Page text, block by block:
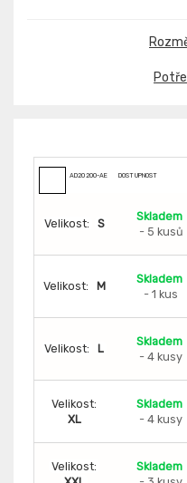
AD20200-AE DOSTUPNOST
Velikost: S
Skladem
- 5 kusů
Velikost: M
Skladem
- 1 kus
Velikost: L
Skladem
- 4 kusy
Velikost:
XL
Skladem
- 4 kusy
Velikost:
Skladem